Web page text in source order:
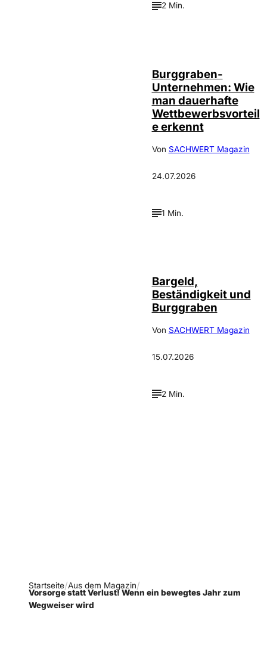
2 Min.
Burggraben-
Unternehmen: Wie
man dauerhafte
Wettbewerbsvorteil
e erkennt
Von SACHWERT Magazin
24.07.2026
1 Min.
Bargeld,
Beständigkeit und
Burggraben
Von SACHWERT Magazin
15.07.2026
2 Min.
Startseite Aus dem Magazin
Vorsorge statt Verlust! Wenn ein bewegtes Jahr zum
Wegweiser wird